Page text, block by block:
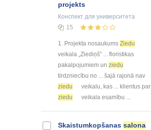
projekts
Конспект для университета
15
1. Projekta nosaukums Ziedu
veikala „Ziediņš” ... floristikas
pakalpojumiem un ziedu
tirdzniecību no ... šajā rajonā nav
ziedu
veikalu, kas ... klientus par
ziedu
veikala esamību ...
Skaistumkopšanas salona